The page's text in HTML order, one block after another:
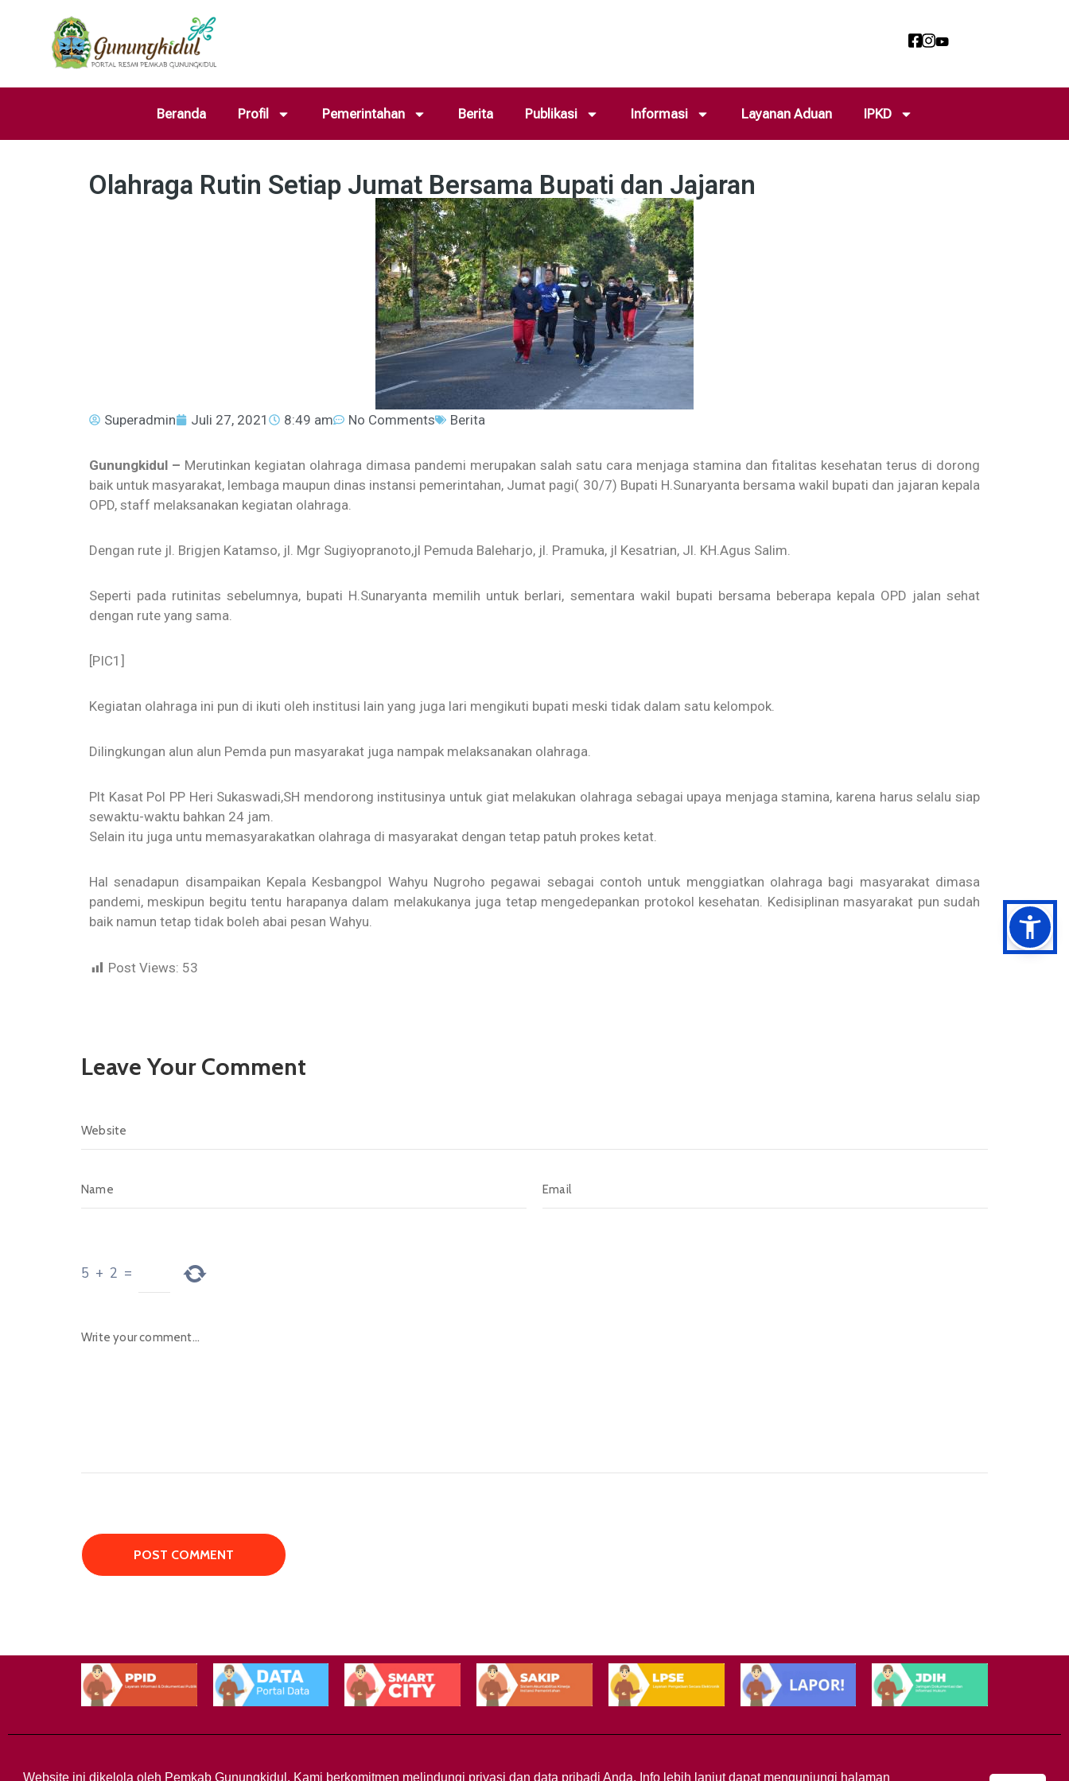
Beranda Profil Pemerintahan Berita Publikasi Informasi Layanan Aduan IPKD
Olahraga Rutin Setiap Jumat Bersama Bupati dan Jajaran
Superadmin Juli 27, 2021 8:49 am No Comments Berita
Gunungkidul – Merutinkan kegiatan olahraga dimasa pandemi merupakan salah satu cara menjaga stamina dan fitalitas kesehatan terus di dorong
baik untuk masyarakat, lembaga maupun dinas instansi pemerintahan, Jumat pagi( 30/7) Bupati H.Sunaryanta bersama wakil bupati dan jajaran kepala
OPD, staff melaksanakan kegiatan olahraga.
Dengan rute jl. Brigjen Katamso, jl. Mgr Sugiyopranoto,jl Pemuda Baleharjo, jl. Pramuka, jl Kesatrian, Jl. KH.Agus Salim.
Seperti pada rutinitas sebelumnya, bupati H.Sunaryanta memilih untuk berlari, sementara wakil bupati bersama beberapa kepala OPD jalan sehat
dengan rute yang sama.
[PIC1]
Kegiatan olahraga ini pun di ikuti oleh institusi lain yang juga lari mengikuti bupati meski tidak dalam satu kelompok.
Dilingkungan alun alun Pemda pun masyarakat juga nampak melaksanakan olahraga.
Plt Kasat Pol PP Heri Sukaswadi,SH mendorong institusinya untuk giat melakukan olahraga sebagai upaya menjaga stamina, karena harus selalu siap
sewaktu-waktu bahkan 24 jam.
Selain itu juga untu memasyarakatkan olahraga di masyarakat dengan tetap patuh prokes ketat.
Hal senadapun disampaikan Kepala Kesbangpol Wahyu Nugroho pegawai sebagai contoh untuk menggiatkan olahraga bagi masyarakat dimasa
pandemi, meskipun begitu tentu harapanya dalam melakukanya juga tetap mengedepankan protokol kesehatan. Kedisiplinan masyarakat pun sudah
baik namun tetap tidak boleh abai pesan Wahyu.
Post Views: 53
Leave Your Comment
5 + 2 =
Website ini dikelola oleh Pemkab Gunungkidul. Kami berkomitmen melindungi privasi dan data pribadi Anda. Info lebih lanjut dapat mengunjungi halaman